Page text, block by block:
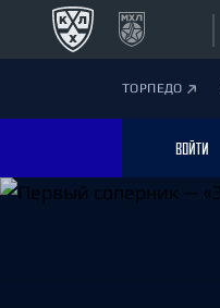
ТОРПЕДО
ВОЙТИ